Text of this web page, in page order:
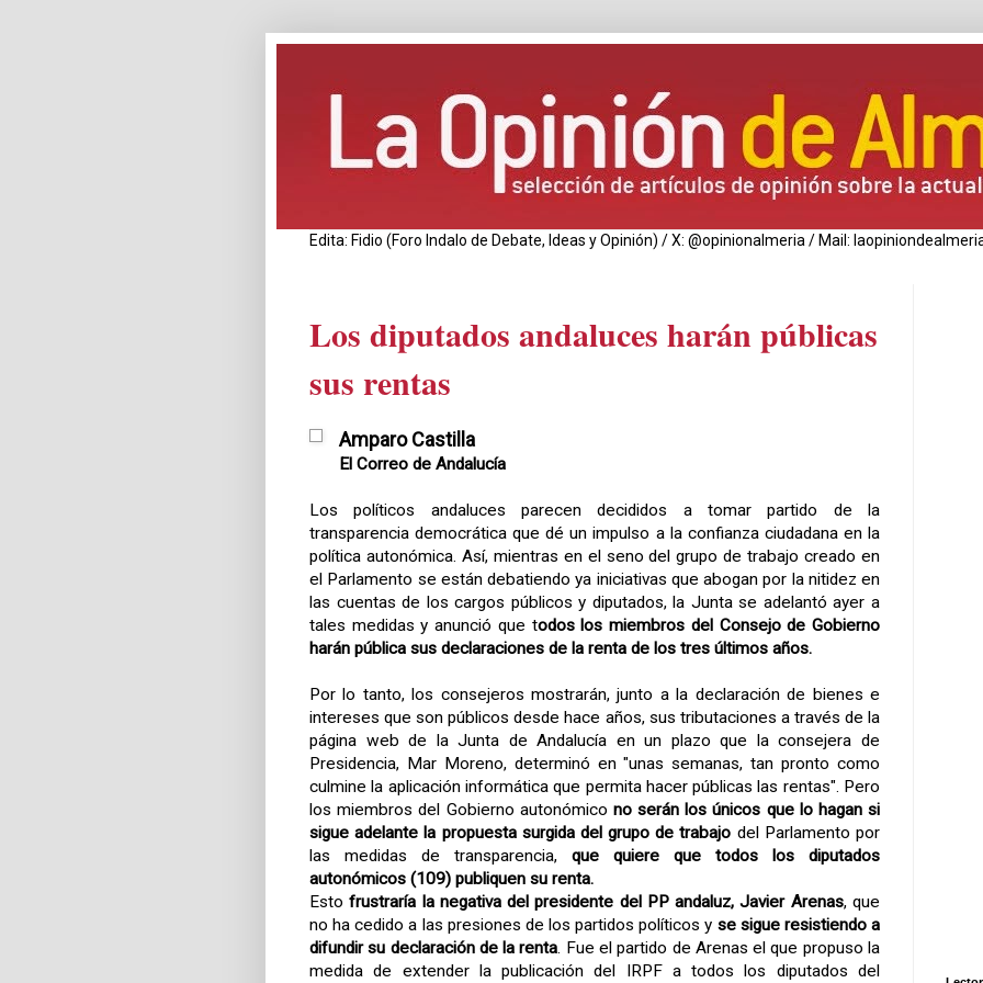
Edita: Fidio (Foro Indalo de Debate, Ideas y Opinión) / X: @opinionalmeria / Mail:
Los diputados andaluces harán públicas
sus rentas
Amparo Castilla
El Correo de Andalucía
Los políticos andaluces parecen decididos a tomar partido de la
transparencia democrática que dé un impulso a la confianza ciudadana en la
política autonómica. Así, mientras en el seno del grupo de trabajo creado en
el Parlamento se están debatiendo ya iniciativas que abogan por la nitidez en
las cuentas de los cargos públicos y diputados, la Junta se adelantó ayer a
tales medidas y anunció que todos los miembros del Consejo de Gobierno
harán pública sus declaraciones de la renta de los tres últimos años.
Por lo tanto, los consejeros mostrarán, junto a la declaración de bienes e
intereses que son públicos desde hace años, sus tributaciones a través de la
página web de la Junta de Andalucía en un plazo que la consejera de
Presidencia, Mar Moreno, determinó en "unas semanas, tan pronto como
culmine la aplicación informática que permita hacer públicas las rentas". Pero
los miembros del Gobierno autonómico no serán los únicos que lo hagan si
sigue adelante la propuesta surgida del grupo de trabajo del Parlamento por
las medidas de transparencia, que quiere que todos los diputados
autonómicos (109) publiquen su renta.
Estofrustraría la negativa del presidente del PP andaluz, Javier Arenas, que
no ha cedido a las presiones de los partidos políticos y se sigue resistiendo a
difundir su declaración de la renta. Fue el partido de Arenas el que propuso la
medida de extender la publicación del IRPF a todos los diputados del